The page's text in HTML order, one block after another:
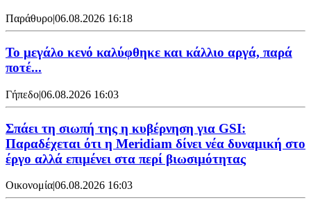
Παράθυρο|06.08.2026 16:18
Το μεγάλο κενό καλύφθηκε και κάλλιο αργά, παρά
ποτέ...
Γήπεδο|06.08.2026 16:03
Σπάει τη σιωπή της η κυβέρνηση για GSI:
Παραδέχεται ότι η Meridiam δίνει νέα δυναμική στο
έργο αλλά επιμένει στα περί βιωσιμότητας
Οικονομία|06.08.2026 16:03